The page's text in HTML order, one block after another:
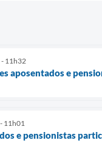
11h32
aposentados e
11h01
e pensionistas